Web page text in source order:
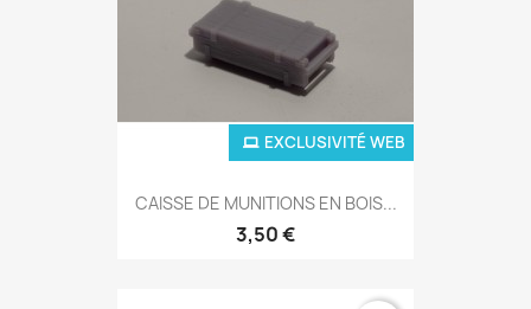
CAISSE DE MUNITIONS EN BOIS...
3,50 €
EXCLUSIVITÉ WEB